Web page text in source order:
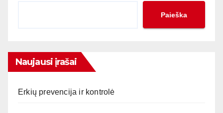
Paieška
Naujausi įrašai
Erkių prevencija ir kontrolė